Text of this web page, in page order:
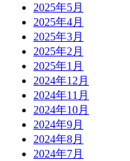
2025年5月
2025年4月
2025年3月
2025年2月
2025年1月
2024年12月
2024年11月
2024年10月
2024年9月
2024年8月
2024年7月